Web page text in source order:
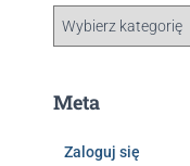
Meta
Zaloguj się